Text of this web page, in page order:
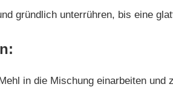
gründlich unterrühren, bis eine
in die Mischung einarbeiten und